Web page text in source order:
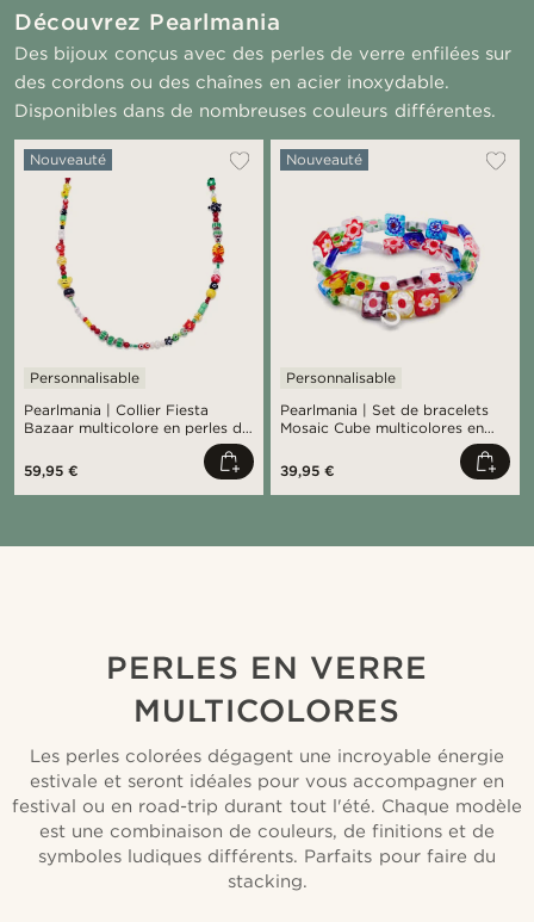
Découvrez Pearlmania
Des bijoux conçus avec des perles de verre enfilées sur
des cordons ou des chaînes en acier inoxydable.
Disponibles dans de nombreuses couleurs différentes.
Pearlmania | Collier Fiesta
Bazaar multicolore en perles de
Nouveauté
Personnalisable
59,95 €
Pearlmania | Set de bracelets
Mosaic Cube multicolores en
Nouveauté
Personnalisable
39,95 €
PERLES EN VERRE
MULTICOLORES
Les perles colorées dégagent une incroyable énergie
estivale et seront idéales pour vous accompagner en
festival ou en road-trip durant tout l'été. Chaque modèle
est une combinaison de couleurs, de finitions et de
symboles ludiques différents. Parfaits pour faire du
stacking.